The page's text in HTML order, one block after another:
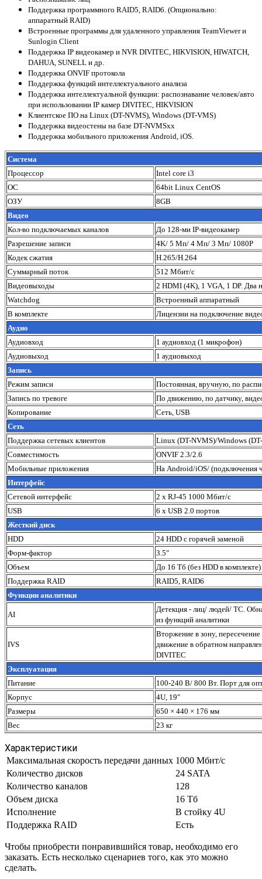
Поддержка программного RAID5, RAID6. (Опционально:
аппаратный RAID)
Встроенные программы для удаленного управления TeamViewer и
Sunlogin Client
Поддержка IP видеокамер и NVR DIVITEC, HIKVISION, HIWATCH,
DAHUA, SUNELL и др.
Поддержка ONVIF протокола
Поддержка функций интеллектуального анализа
Поддержка интеллектуальной функции: распознавание человек/авто
при использовании IP камер DIVITEC, HIKVISION
Клиентское ПО на Linux (DT-NVMS), Windows (DT-VMS)
Поддержка видеостены на базе DT-NVMSхх
Поддержка мобильного приложения Android, iOS.
Система
Процессор
Intel core i3
ОС
64bit Linux CentOS
ОЗУ
8GB
Видео
Кол-во подключаемых каналов
До 128-ми IP-видеокамер
Разрешение записи
4K/ 5 Mп/ 4 Mп/ 3 Mп/ 1080P
Кодек сжатия
H.265/H.264
Суммарный поток
512 Мбит/с
Видеовыходы
2 HDMI (4K), 1 VGA, 1 DP. Два
Watchdog
Встроенный аппаратный
В комплекте
Лицензии на подключение
Аудио
Аудиовход
1 аудиовход (1 микрофон)
Аудиовыход
1 аудиовыход
Запись
Режим записи
Постоянная, вручную, по
Запись по тревоге
По движению, по датчику,
Копирование
Сеть, USB
Сеть
Поддержка сетевых клиентов
Linux (DT-NVMS)/Windows
Совместимость
ONVIF 2.3/2.6
Мобильные приложения
На Android/iOS/ (подключения
Интерфейс
Сетевой интерфейс
2 х RJ-45 1000 Мбит/с
USB
6 х USB 2.0 портов
Жесткий диск
HDD
24 HDD с горячей заменой
Форм-фактор
3.5"
Объем
До 16 Тб (без HDD в комплекте)
Поддержка RAID
RAID5, RAID6
Функции аналитики
AI
Детекция - лиц/ людей/ ТС.
из функций аналитики
IVS
Вторжение в зону,
движение в обратном
DIVITEC
Эксплуатация
Питание
100-240 В/ 800 Вт. Порт для
Корпус
4U, 19"
Размеры
650 × 440 × 176 мм
Вес
23 кг
Характеристики
Максимальная скорость передачи данных 1000 Мбит/с
Количество дисков
24 SATA
Количество каналов
128
Объем диска
16 Tб
Исполнение
В стойку 4U
Поддержка RAID
Есть
Чтобы приобрести понравившийся товар, необходимо его
заказать. Есть несколько сценариев того, как это можно
сделать.